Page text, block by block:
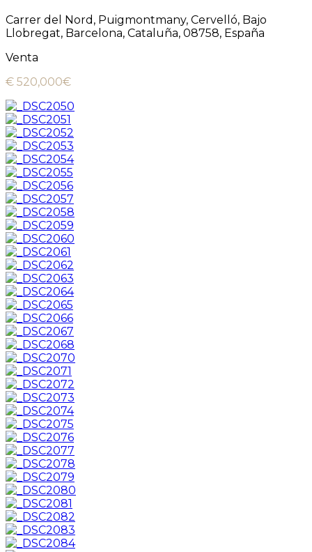
Carrer del Nord, Puigmontmany, Cervelló, Bajo
Llobregat, Barcelona, Cataluña, 08758, España
Venta
€ 520,000€